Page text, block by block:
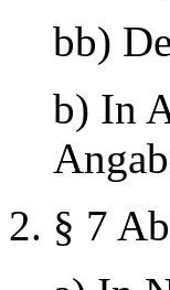
bb)
b) In
§ 7